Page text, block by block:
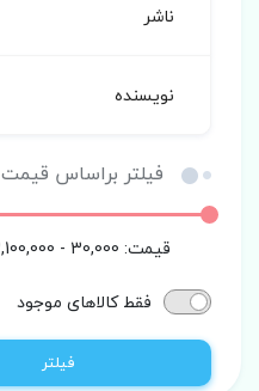
ناشر
نویسنده
فیلتر براساس قیمت
قیمت: 30,000 - 22,100,000
فقط کالاهای موجود
فیلتر